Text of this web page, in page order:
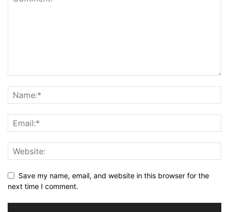
Save my name, email, and website in this browser for the
next time I comment.